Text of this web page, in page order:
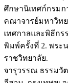
ศึกษานิเทศก์กรมก
คณาจารย์มหาวิท
เทศกาลและพิธีกร
พิมพ์ครั้งที่ 2. พระ
ราชวิทยาลัย.
จารุวรรณ ธรรมวั